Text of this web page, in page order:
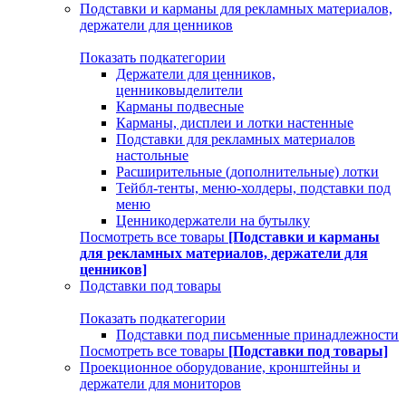
Подставки и карманы для рекламных материалов,
держатели для ценников
Показать подкатегории
Держатели для ценников,
ценниковыделители
Карманы подвесные
Карманы, дисплеи и лотки настенные
Подставки для рекламных материалов
настольные
Расширительные (дополнительные) лотки
Тейбл-тенты, меню-холдеры, подставки под
меню
Ценникодержатели на бутылку
Посмотреть все товары [Подставки и карманы
для рекламных материалов, держатели для
ценников]
Подставки под товары
Показать подкатегории
Подставки под письменные принадлежности
Посмотреть все товары [Подставки под товары]
Проекционное оборудование, кронштейны и
держатели для мониторов